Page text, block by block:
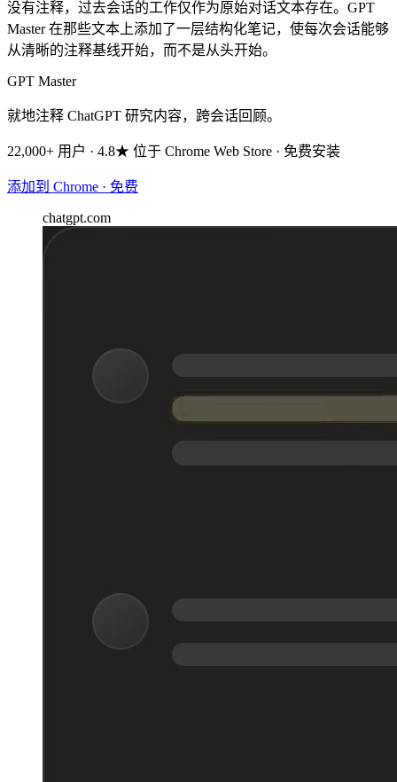
没有注释，过去会话的工作仅作为原始对话文本存在。GPT
Master 在那些文本上添加了一层结构化笔记，使每次会话能够
从清晰的注释基线开始，而不是从头开始。
GPT Master
就地注释 ChatGPT 研究内容，跨会话回顾。
22,000+ 用户 · 4.8★ 位于 Chrome Web Store · 免费安装
添加到 Chrome · 免费
chatgpt.com